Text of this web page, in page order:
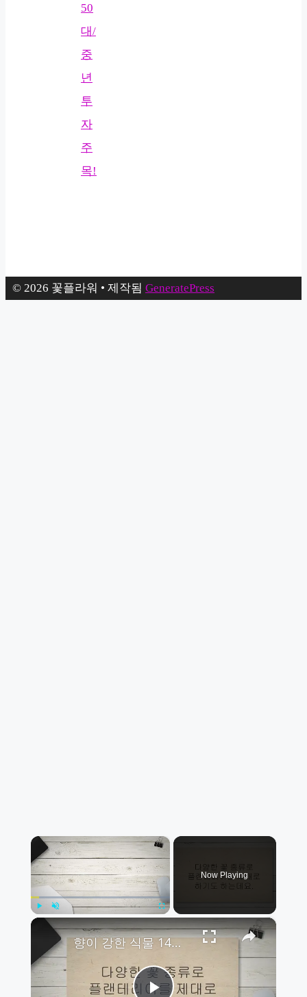
50
대/
중
년
투
자
주
목!
© 2026 꽃플라워 • 제작됨 GeneratePress
×
Play Unmute
Now Playing
×
향이 강한 식물 14가지 플랜테리어 (물주기, 특징, 성장 온도)